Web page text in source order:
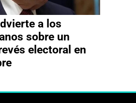
a los
sobre un
electoral en